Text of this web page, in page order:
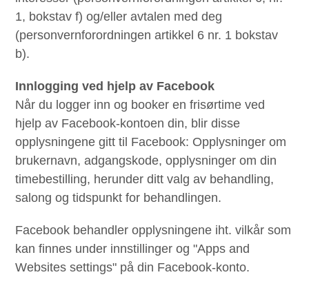
1, bokstav f) og/eller avtalen med deg
(personvernforordningen artikkel 6 nr. 1 bokstav
b).
Innlogging ved hjelp av Facebook
Når du logger inn og booker en frisørtime ved
hjelp av Facebook-kontoen din, blir disse
opplysningene gitt til Facebook: Opplysninger om
brukernavn, adgangskode, opplysninger om din
timebestilling, herunder ditt valg av behandling,
salong og tidspunkt for behandlingen.
Facebook behandler opplysningene iht. vilkår som
kan finnes under innstillinger og "Apps and
Websites settings" på din Facebook-konto.